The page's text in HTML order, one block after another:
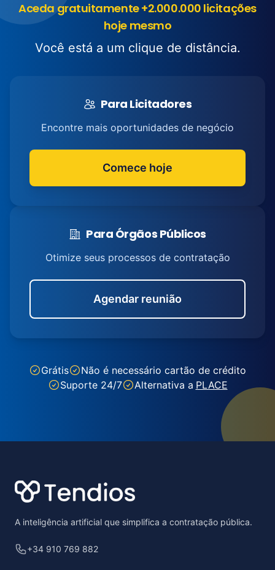
Aceda gratuitamente +2.000.000 licitações
hoje mesmo
Você está a um clique de distância.
Para Licitadores
Encontre mais oportunidades de negócio
Comece hoje
Para Órgãos Públicos
Otimize seus processos de contratação
Agendar reunião
Grátis
Não é necessário cartão de crédito
Suporte 24/7
Alternativa a PLACE
A inteligência artificial que simplifica a contratação pública.
+34 910 769 882